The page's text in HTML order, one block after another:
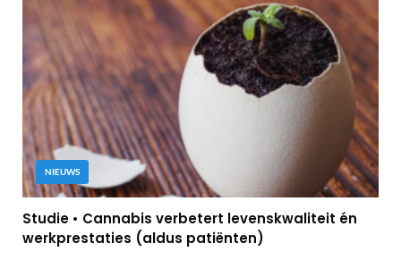
NIEUWS
Studie • Cannabis verbetert levenskwaliteit én
werkprestaties (aldus patiënten)